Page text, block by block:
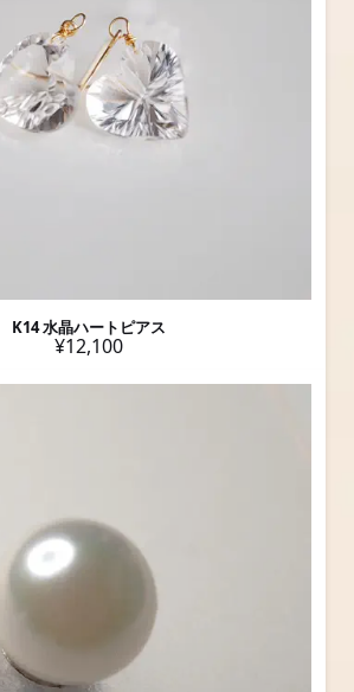
K14 水晶ハートピアス
¥12,100